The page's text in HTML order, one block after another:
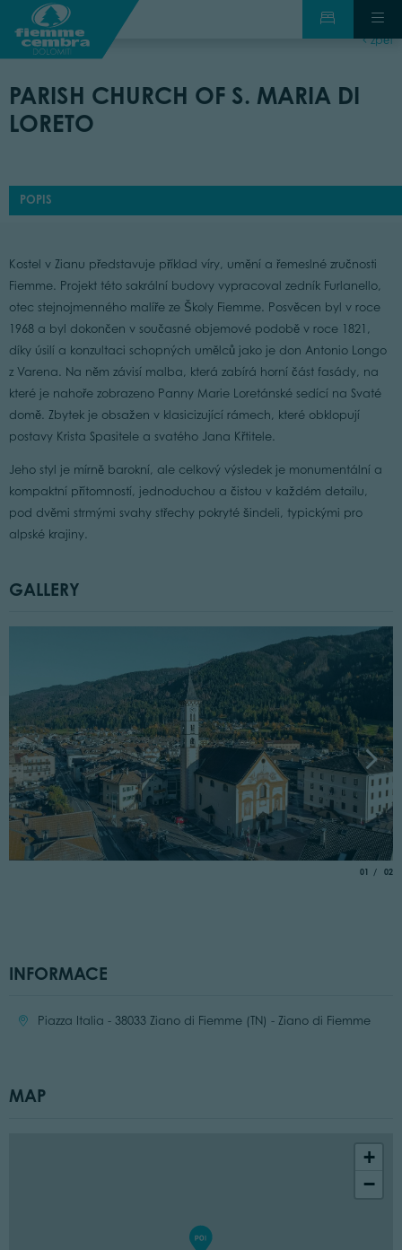
zpět
PARISH CHURCH OF S. MARIA DI
LORETO
POPIS
Kostel v Zianu představuje příklad víry, umění a řemeslné zručnosti
Fiemme. Projekt této sakrální budovy vypracoval zedník Furlanello,
otec stejnojmenného malíře ze Školy Fiemme. Posvěcen byl v roce
1968 a byl dokončen v současné objemové podobě v roce 1821,
díky úsilí a konzultaci schopných umělců jako je don Antonio Longo
z Varena. Na něm závisí malba, která zabírá horní část fasády, na
které je nahoře zobrazeno Panny Marie Loretánské sedící na Svaté
domě. Zbytek je obsažen v klasicizující rámech, které obklopují
postavy Krista Spasitele a svatého Jana Křtitele.
Jeho styl je mírně barokní, ale celkový výsledek je monumentální a
kompaktní přítomností, jednoduchou a čistou v každém detailu,
pod dvěmi strmými svahy střechy pokryté šindeli, typickými pro
alpské krajiny.
GALLERY
01 of
02
INFORMACE
Location:Piazza Italia - 38033 Ziano di Fiemme (TN) - Ziano di Fiemme
MAP
+
−